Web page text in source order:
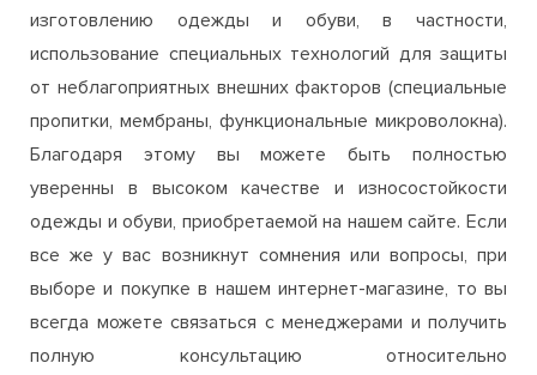
изготовлению одежды и обуви, в частности,
использование специальных технологий для защиты
от неблагоприятных внешних факторов (специальные
пропитки, мембраны, функциональные микроволокна).
Благодаря этому вы можете быть полностью
уверенны в высоком качестве и износостойкости
одежды и обуви, приобретаемой на нашем сайте. Если
все же у вас возникнут сомнения или вопросы, при
выборе и покупке в нашем интернет-магазине, то вы
всегда можете связаться с менеджерами и получить
полную консультацию относительно